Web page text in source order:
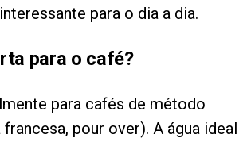
para o dia a dia.
para o café?
para cafés de método
pour over). A água ideal